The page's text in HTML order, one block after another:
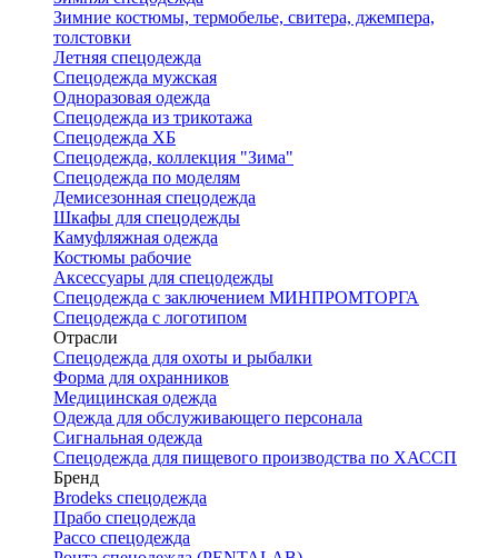
Зимние костюмы, термобелье, свитера, джемпера,
толстовки
Летняя спецодежда
Спецодежда мужская
Одноразовая одежда
Спецодежда из трикотажа
Спецодежда ХБ
Спецодежда, коллекция "Зима"
Спецодежда по моделям
Демисезонная спецодежда
Шкафы для спецодежды
Камуфляжная одежда
Костюмы рабочие
Аксессуары для спецодежды
Спецодежда с заключением МИНПРОМТОРГА
Спецодежда с логотипом
Отрасли
Спецодежда для охоты и рыбалки
Форма для охранников
Медицинская одежда
Одежда для обслуживающего персонала
Сигнальная одежда
Спецодежда для пищевого производства по ХАССП
Бренд
Brodeks спецодежда
Прабо спецодежда
Рассо спецодежда